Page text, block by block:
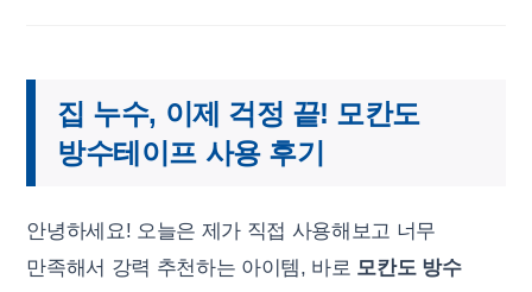
집 누수, 이제 걱정 끝! 모칸도
방수테이프 사용 후기
안녕하세요! 오늘은 제가 직접 사용해보고 너무
만족해서 강력 추천하는 아이템, 바로 모칸도 방수